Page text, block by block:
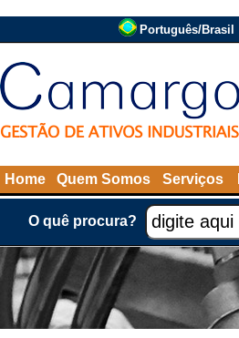
Português/Brasil
Home Quem Somos Serviços
O quê procura?